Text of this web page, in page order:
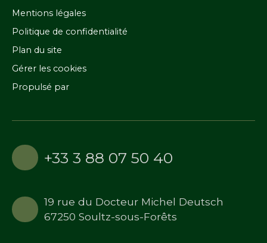
Mentions légales
Politique de confidentialité
Plan du site
Gérer les cookies
Propulsé par
+33 3 88 07 50 40
19 rue du Docteur Michel Deutsch
67250 Soultz-sous-Forêts